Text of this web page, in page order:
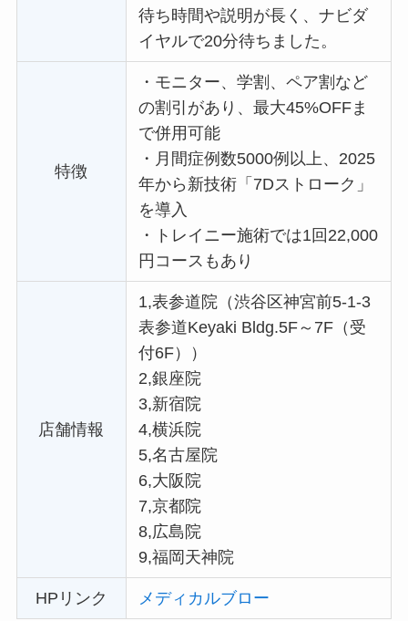
待ち時間や説明が長く、ナビダ
イヤルで20分待ちました。
特徴
・ モニター、学割、ペア割など
の割引があり、最大45%OFFま
で併用可能
・ 月間症例数5000例以上、2025
年から新技術「7Dストローク」
を導入
・
トレイニー施術では1回22,000
円コースもあり
店舗情報
1,表参道院（渋谷区神宮前5-1-3
表参道Keyaki Bldg.5F～7F（受
付6F））
2,銀座院
3,新宿院
4,横浜院
5,名古屋院
6,大阪院
7,京都院
8,広島院
9,福岡天神院
HPリンク メディカルブロー